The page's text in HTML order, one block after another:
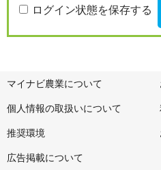
ログイン状態を保存する
マイナビ農業について
個人情報の取扱いについて
推奨環境
広告掲載について